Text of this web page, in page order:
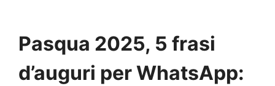
Pasqua 2025, 5 frasi
d’auguri per WhatsApp: